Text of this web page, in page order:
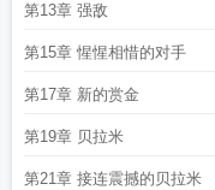
第13章 强敌
第15章 惺惺相惜的对手
第17章 新的赏金
第19章 贝拉米
第21章 接连震撼的贝拉米